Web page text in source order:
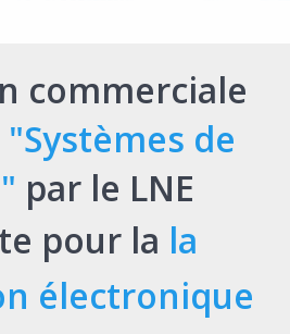
commerciale
"Systèmes de
par le LNE
pour la la
électronique